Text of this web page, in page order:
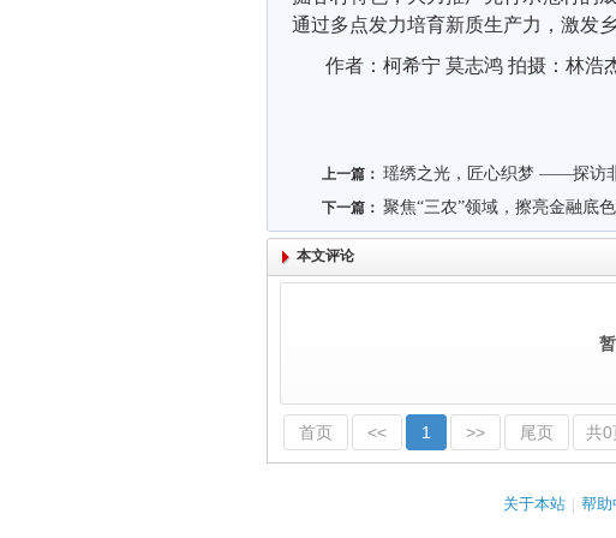
通过多点发力培育新质生产力 ， 激发
作者：柯希宁 莫志鸿 拍摄：林浩
上一篇： 瑶绣之光，匠心织梦 ——探访
下一篇： 聚焦“三农”领域，擦亮金融底
本文评论
首页 << 1 >> 尾页 共0
关于本站 | 帮助